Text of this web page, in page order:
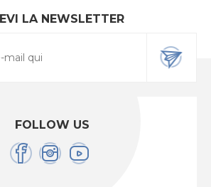
LA NEWSLETTER
FOLLOW US